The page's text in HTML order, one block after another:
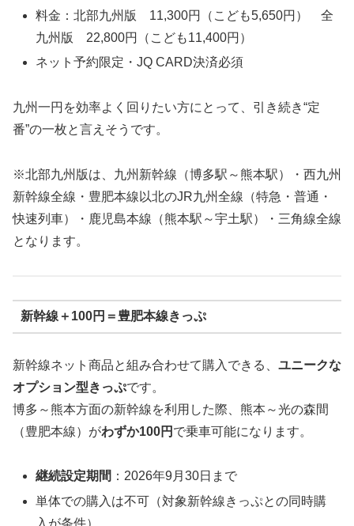
料金：北部九州版 11,300円（こども5,650円） 全
九州版 22,800円（こども11,400円）
ネット予約限定・JQ CARD決済必須
九州一円を効率よく回りたい方にとって、引き続き“定
番”の一枚と言えそうです。
※北部九州版は、九州新幹線（博多駅～熊本駅）・西九州
新幹線全線・豊肥本線以北のJR九州全線（特急・普通・
快速列車）・鹿児島本線（熊本駅～宇土駅）・三角線全線
となります。
新幹線＋100円＝豊肥本線きっぷ
新幹線ネット商品と組み合わせて購入できる、 ユニークな
オプション型きっぷです。
博多～熊本方面の新幹線を利用した際、熊本～光の森間
（豊肥本線）がわずか100円 で乗車可能になります。
継続設定期間 ：2026年9月30日まで
単体での購入は不可（対象新幹線きっぷとの同時購
入が条件）